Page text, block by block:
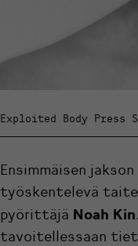
Exploited Body Press
Ensimmäisen
työskentelevä
pyörittäjä Noah Kin
tavoitellessaan